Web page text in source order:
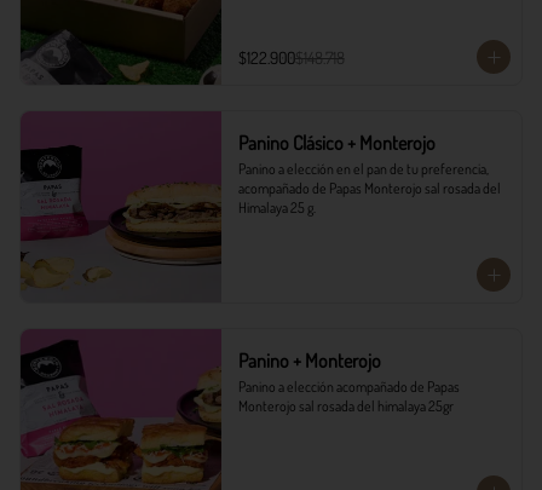
$122.900$148.718
Panino Clásico + Monterojo
Panino a elección en el pan de tu preferencia,
acompañado de Papas Monterojo sal rosada del
Himalaya 25 g.
Panino + Monterojo
Panino a elección acompañado de Papas
Monterojo sal rosada del himalaya 25gr